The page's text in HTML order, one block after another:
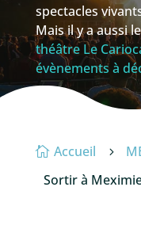
spectacles
Mais il y a aussi
théâtre Le
évènements à
 Accueil 5
Sortir à